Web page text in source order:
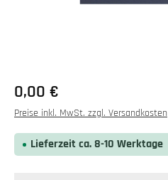
0,00 €
Preise inkl. MwSt. zzgl. Versandkosten
Lieferzeit ca. 8-10 Werktage